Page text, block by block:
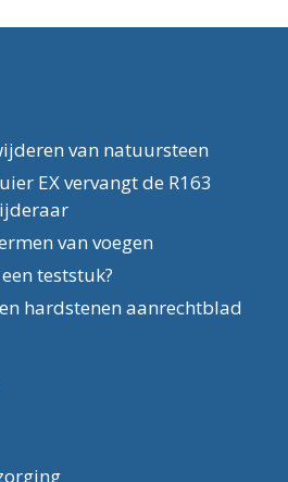
van natuursteen
EX vervangt de R163
van voegen
teststuk?
hardstenen aanrechtblad